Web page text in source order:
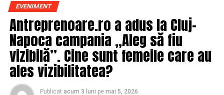
EVENIMENT
Antreprenoare.ro a adus la Cluj-
Napoca campania „Aleg să fiu
vizibilă”. Cine sunt femeile care au
ales vizibilitatea?
Publicat acum 3 luni pe mai 5, 2026